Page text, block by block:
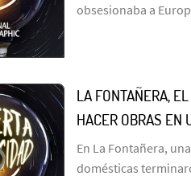
obsesionaba a
LA FONTAÑERA,
HACER OBRAS EN
En La Fontañera,
domésticas